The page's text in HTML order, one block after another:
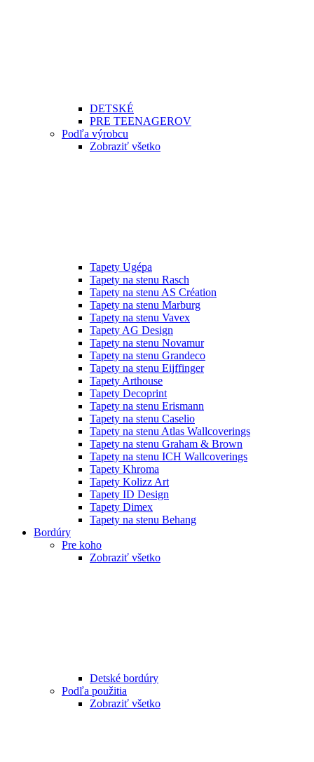
DETSKÉ
PRE TEENAGEROV
Podľa výrobcu
Zobraziť všetko
Tapety Ugépa
Tapety na stenu Rasch
Tapety na stenu AS Création
Tapety na stenu Marburg
Tapety na stenu Vavex
Tapety AG Design
Tapety na stenu Novamur
Tapety na stenu Grandeco
Tapety na stenu Eijffinger
Tapety Arthouse
Tapety Decoprint
Tapety na stenu Erismann
Tapety na stenu Caselio
Tapety na stenu Atlas Wallcoverings
Tapety na stenu Graham & Brown
Tapety na stenu ICH Wallcoverings
Tapety Khroma
Tapety Kolizz Art
Tapety ID Design
Tapety Dimex
Tapety na stenu Behang
Bordúry
Pre koho
Zobraziť všetko
Detské bordúry
Podľa použitia
Zobraziť všetko